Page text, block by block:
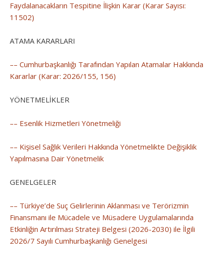
Faydalanacakların Tespitine İlişkin Karar (Karar Sayısı:
11502)
ATAMA KARARLARI
–– Cumhurbaşkanlığı Tarafından Yapılan Atamalar Hakkında
Kararlar (Karar: 2026/155, 156)
YÖNETMELİKLER
–– Esenlik Hizmetleri Yönetmeliği
–– Kişisel Sağlık Verileri Hakkında Yönetmelikte Değişiklik
Yapılmasına Dair Yönetmelik
GENELGELER
–– Türkiye’de Suç Gelirlerinin Aklanması ve Terörizmin
Finansmanı ile Mücadele ve Müsadere Uygulamalarında
Etkinliğin Artırılması Strateji Belgesi (2026-2030) ile İlgili
2026/7 Sayılı Cumhurbaşkanlığı Genelgesi